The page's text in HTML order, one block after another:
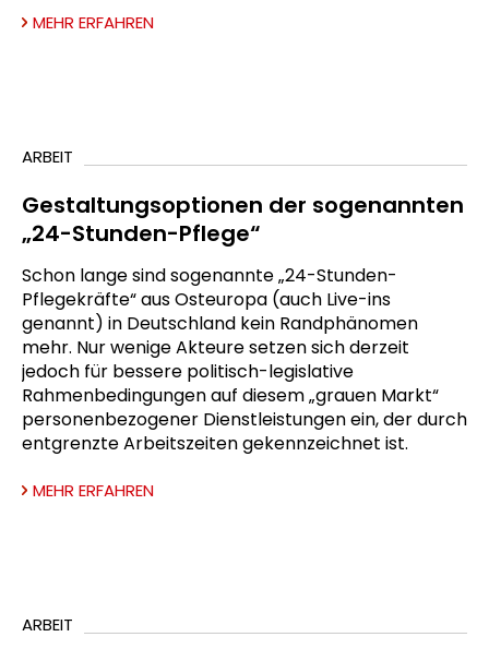
MEHR ERFAHREN
ARBEIT
Gestaltungsoptionen der sogenannten
„24-Stunden-Pflege“
Schon lange sind sogenannte „24-Stunden-
Pflegekräfte“ aus Osteuropa (auch Live-ins
genannt) in Deutschland kein Randphänomen
mehr. Nur wenige Akteure setzen sich derzeit
jedoch für bessere politisch-legislative
Rahmenbedingungen auf diesem „grauen Markt“
personenbezogener Dienstleistungen ein, der durch
entgrenzte Arbeitszeiten gekennzeichnet ist.
MEHR ERFAHREN
ARBEIT